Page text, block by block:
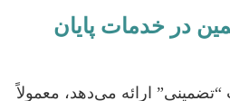
در خدمات پایان
ارائه می‌دهد، معمولاً